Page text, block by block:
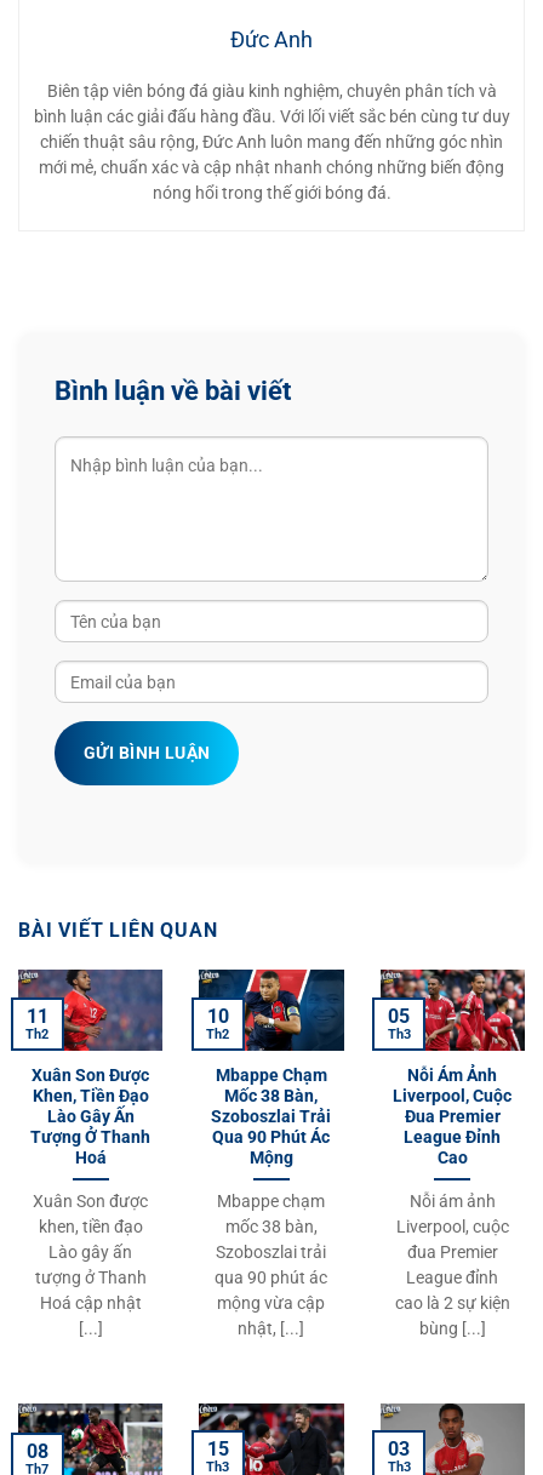
Đức Anh
Biên tập viên bóng đá giàu kinh nghiệm, chuyên phân tích và
bình luận các giải đấu hàng đầu. Với lối viết sắc bén cùng tư duy
chiến thuật sâu rộng, Đức Anh luôn mang đến những góc nhìn
mới mẻ, chuẩn xác và cập nhật nhanh chóng những biến động
nóng hổi trong thế giới bóng đá.
Bình luận về bài viết
GỬI BÌNH LUẬN
BÀI VIẾT LIÊN QUAN
Xuân Son Được
Khen, Tiền Đạo
Lào Gây Ấn
Tượng Ở Thanh
Hoá
Xuân Son được
khen, tiền đạo
Lào gây ấn
tượng ở Thanh
Hoá cập nhật
[...]
11
Th2
Mbappe Chạm
Mốc 38 Bàn,
Szoboszlai Trải
Qua 90 Phút Ác
Mộng
Mbappe chạm
mốc 38 bàn,
Szoboszlai trải
qua 90 phút ác
mộng vừa cập
nhật, [...]
10
Th2
Nỗi Ám Ảnh
Liverpool, Cuộc
Đua Premier
League Đỉnh
Cao
Nỗi ám ảnh
Liverpool, cuộc
đua Premier
League đỉnh
cao là 2 sự kiện
bùng [...]
05
Th3
08
Th7
15
Th3
03
Th3